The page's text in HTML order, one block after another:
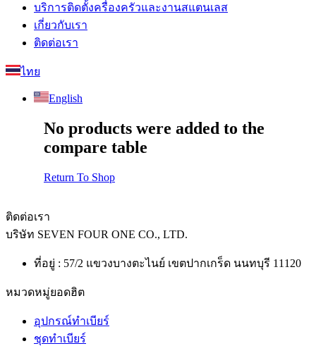
บริการติดตั้งครื่องครัวและงานสแตนเลส
เกี่ยวกับเรา
ติดต่อเรา
ไทย
English
No products were added to the
compare table
Return To Shop
ติดต่อเรา
บริษัท SEVEN FOUR ONE CO., LTD.
ที่อยู่ : 57/2 แขวงบางตะไนย์ เขตปากเกร็ด นนทบุรี 11120
หมวดหมู่ยอดฮิต
อุปกรณ์ทำเบียร์
ชุดทำเบียร์